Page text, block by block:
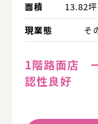
面積
13.82
現業態
そ
1階路面店
認性良好